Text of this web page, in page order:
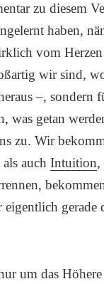
zu diesem
haben,
vom
wir sind,
–, sondern
was getan
zu. Wir
als auchIntuition,
eigentlich
um das